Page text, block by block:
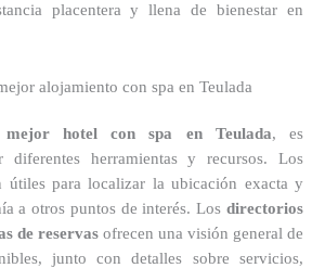
placentera y llena de bienestar en
alojamiento con spa en Teulada
mejor hotel con spa en Teulada, es
diferentes herramientas y recursos. Los
útiles para localizar la ubicación exacta y
a otros puntos de interés. Los directorios
de reservas ofrecen una visión general de
junto con detalles sobre servicios,